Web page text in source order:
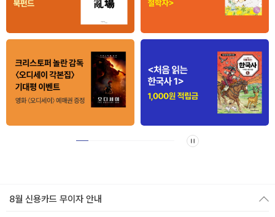
8월 신용카드 무이자 안내